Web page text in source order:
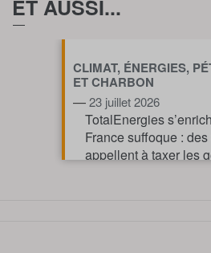
ET AUSSI...
CLIMAT, ÉNERGIES,
ET CHARBON
—23 juillet 2026
TotalEnergies
France suffoque :
appellent à taxer les